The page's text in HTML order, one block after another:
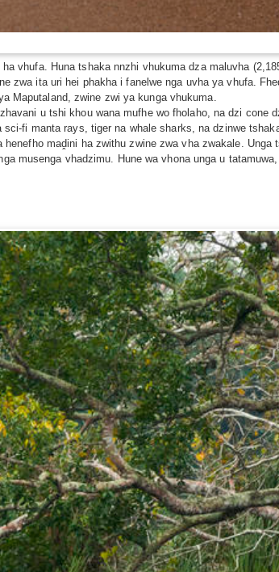
vhufa. Huna tshaka nnzhi vhukuma dza maluvha
zwa ita uri hei phakha i fanelwe nga uvha ya vhufa.
Maputaland, zwine zwi ya kunga vhukuma.
u tshi khou wana mufhe wo fholaho, na dzi
fi manta rays, tiger na whale sharks, na dzinwe
maḓini ha zwithu zwine zwa vha zwakale.
musenga vhadzimu. Hune wa vhona unga u